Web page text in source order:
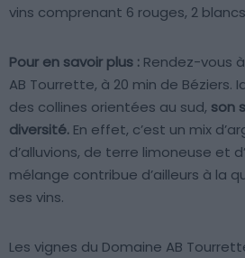
vins comprenant 6 rouges, 2
Pour en savoir plus : Rendez-vous
AB Tourrette, à 20 min de Béziers.
des collines orientées au sud, son
diversité. En effet, c’est un mix
d’alluvions, de terre limoneuse et
mélange contribue d’ailleurs à la
ses vins.
Les vignes du Domaine AB